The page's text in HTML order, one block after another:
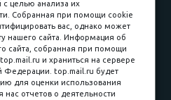
22-77-68
50-48-50
65-42-10
целью анализа их
Собранная при помощи cookie
вас, однако может
нашего сайта. Информация об
сайта, собранная при помощи
и храниться на сервере
Федерации. top.mail.ru будет
для оценки использования
нас отчетов о деятельности